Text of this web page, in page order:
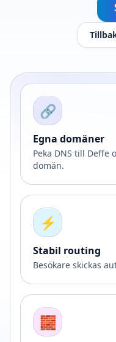
🔗
Egna domäner
Peka DNS till Deffe
domän.
⚡
Stabil routing
Besökare skickas
🧱